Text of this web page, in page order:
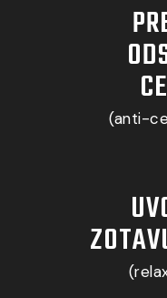
(anti-